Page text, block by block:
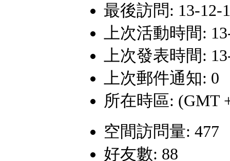
最後訪問: 13-12-
上次活動時間:
上次發表時間:
上次郵件通知: 0
所在時區: (GMT
空間訪問量: 477
好友數: 88